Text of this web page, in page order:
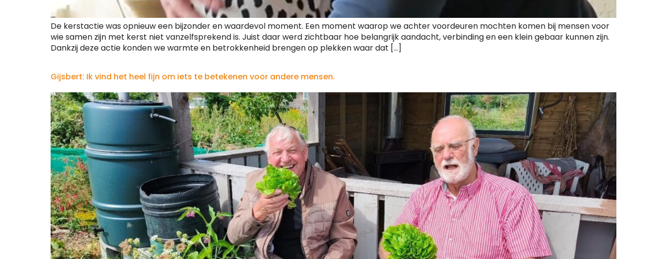
De kerstactie was opnieuw een bijzonder en waardevol moment. Een moment waarop we achter voordeuren mochten komen bij mensen voor
wie samen zijn met kerst niet vanzelfsprekend is. Juist daar werd zichtbaar hoe belangrijk aandacht, verbinding en een klein gebaar kunnen zijn.
Dankzij deze actie konden we warmte en betrokkenheid brengen op plekken waar dat […]
Gijsbert: Ik vind het heel fijn om iets te betekenen voor andere mensen.